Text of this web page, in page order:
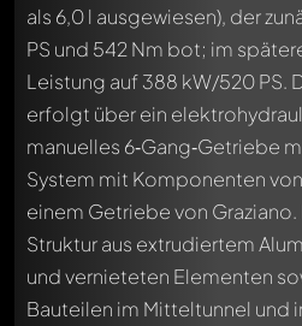
als 6,0 l ausgewiesen), der
PS und 542 Nm bot; im
Leistung auf 388 kW/520 PS.
erfolgt über ein
manuelles 6‑Gang‑Getriebe
System mit Komponenten
einem Getriebe von Graziano.
Struktur aus extrudiertem
und vernieteten Elementen
Bauteilen im Mitteltunnel und